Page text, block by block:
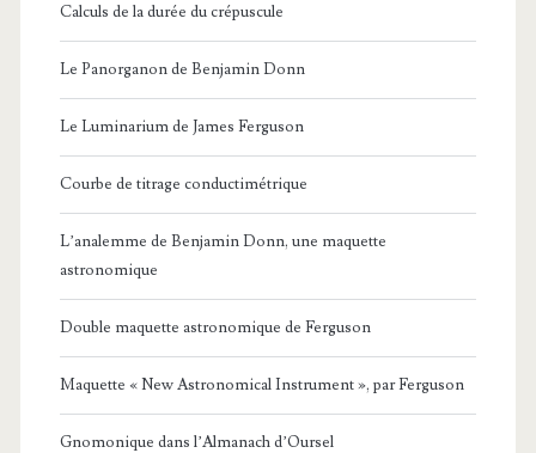
Calculs de la durée du crépuscule
Le Panorganon de Benjamin Donn
Le Luminarium de James Ferguson
Courbe de titrage conductimétrique
L’analemme de Benjamin Donn, une maquette
astronomique
Double maquette astronomique de Ferguson
Maquette « New Astronomical Instrument », par Ferguson
Gnomonique dans l’Almanach d’Oursel